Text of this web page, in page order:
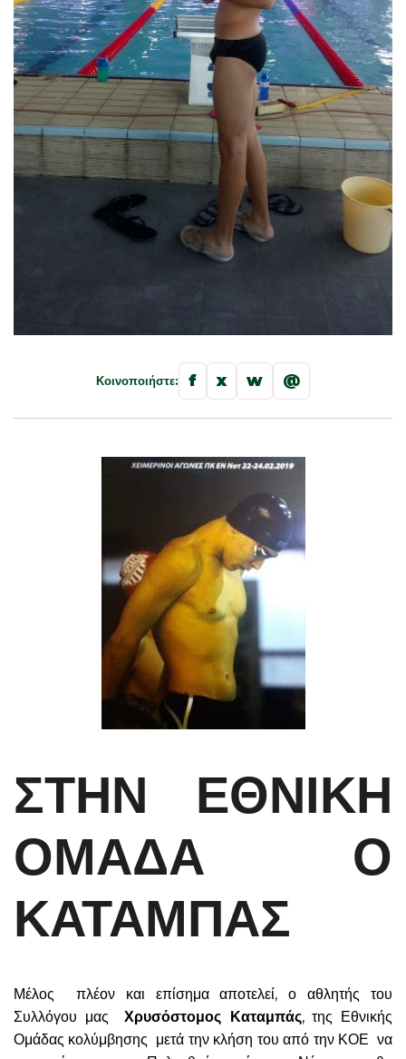
Κοινοποιήστε: f x w @
ΣΤΗΝ ΕΘΝΙΚΗ
ΟΜΑΔΑ Ο
ΚΑΤΑΜΠΑΣ
Μέλος πλέον και επίσημα αποτελεί, ο αθλητής του
Συλλόγου μας Χρυσόστομος Καταμπάς, της Εθνικής
Ομάδας κολύμβησης μετά την κλήση του από την ΚΟΕ να